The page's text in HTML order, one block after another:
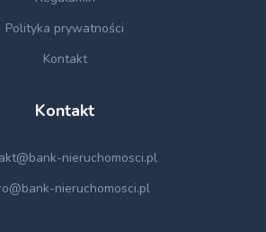
Polityka prywatności
Kontakt
Kontakt
nieruchomosci.pl
nieruchomosci.pl